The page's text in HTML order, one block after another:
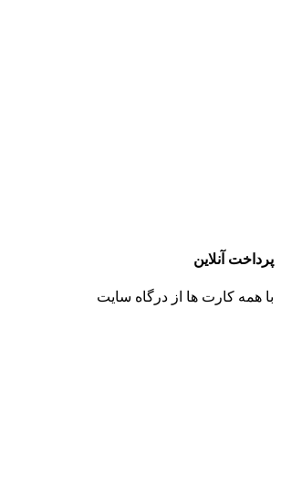
پرداخت آنلاین
با همه کارت ها از درگاه سایت